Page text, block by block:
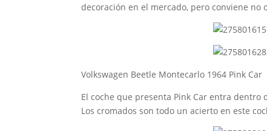
decoración en el mercado, pero conviene
Volkswagen Beetle Montecarlo 1964 Pink Car
El coche que presenta Pink Car entra
Los cromados son todo un acierto en este